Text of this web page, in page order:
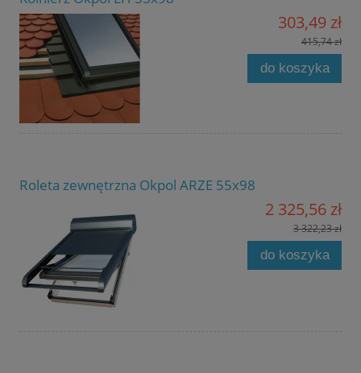
303,49 zł
415,74 zł
do koszyka
Roleta zewnętrzna Okpol ARZE 55x98
2 325,56 zł
3 322,23 zł
do koszyka